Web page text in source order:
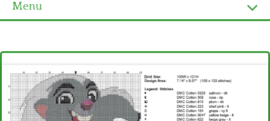
Menu
Ultimi schemi
Alfabeto
Bambini